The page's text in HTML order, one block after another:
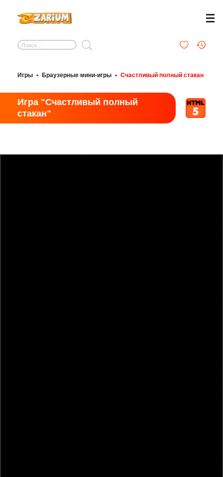
Игры • Браузерные мини-игры • Счастливый полный стакан
Игра "Счастливый полный
стакан"